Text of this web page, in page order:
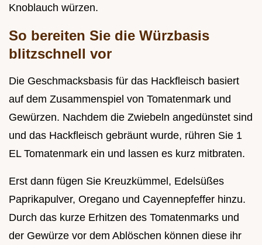
Knoblauch würzen.
So bereiten Sie die Würzbasis
blitzschnell vor
Die Geschmacksbasis für das Hackfleisch basiert
auf dem Zusammenspiel von Tomatenmark und
Gewürzen. Nachdem die Zwiebeln angedünstet sind
und das Hackfleisch gebräunt wurde, rühren Sie 1
EL Tomatenmark ein und lassen es kurz mitbraten.
Erst dann fügen Sie Kreuzkümmel, Edelsüßes
Paprikapulver, Oregano und Cayennepfeffer hinzu.
Durch das kurze Erhitzen des Tomatenmarks und
der Gewürze vor dem Ablöschen können diese ihr